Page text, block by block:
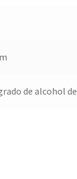
de alcohol